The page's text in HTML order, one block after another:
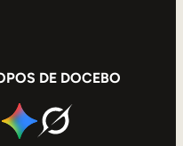
DE DOCEBO